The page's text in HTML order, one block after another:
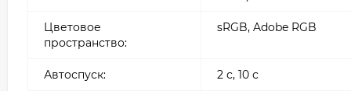
Цветовое
пространство:
sRGB, Adobe RGB
Автоспуск: 2 с, 10 с